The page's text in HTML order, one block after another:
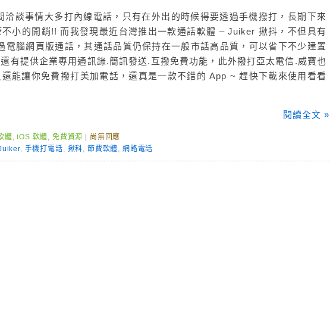
洽談事情大多打內線電話，只有在外出的時候得要透過手機撥打，長期下來
小的開銷!! 而我發現最近台灣推出一款通話軟體 – Juiker 揪抖，不但具有
電腦網頁版通話，其通話品質仍保持在一般市話高品質，可以省下不少建置
有提供企業專用通訊錄.簡訊發送.互撥免費功能，此外撥打亞太電信.威寶也
能讓你免費撥打美加電話，還真是一款不錯的 App ~ 趕快下載來使用看看
閱讀全文 »
體,iOS 軟體, 免費資源
尚無回應
, 手機打電話, 揪科, 節費軟體, 網路電話